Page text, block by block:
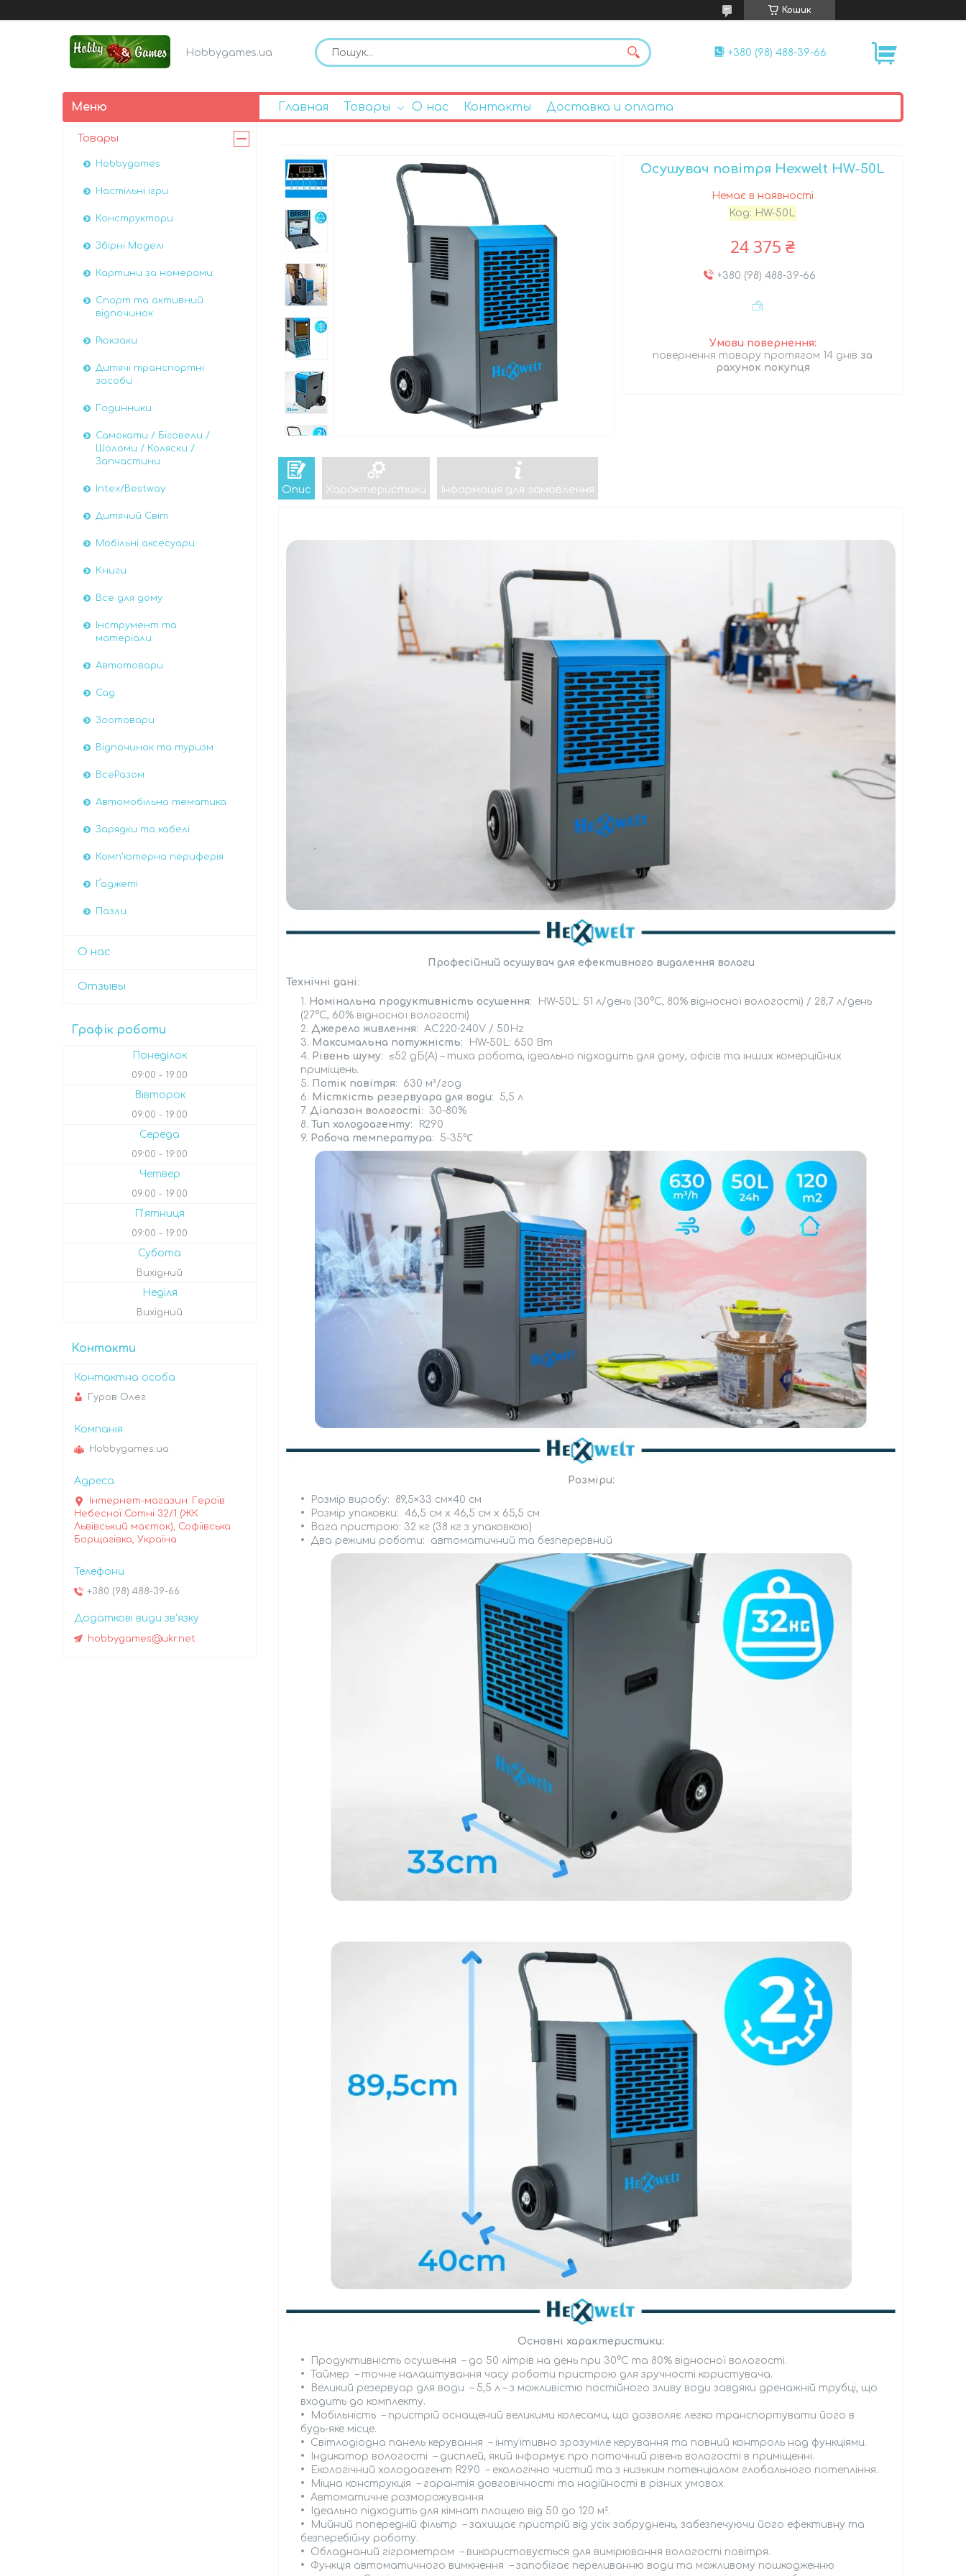
Кошик
Hobbygames.ua +380 (98) 488-39-66
Главная Товары О нас Контакты Доставка и оплата
Осушувач повітря Hexwelt HW-50L
Немає в наявності
Код: HW-50L
24 375 ₴
+380 (98) 488-39-66
повернення товару протягом 14 днів за
рахунок покупця
Опис Характеристики Інформація для замовлення
Професійний осушувач для ефективного видалення вологи
Технічні дані :
Номінальна продуктивність осушення: HW-50L: 51 л/день (30°C, 80% відносної вологості) / 28,7 л/день
(27°C, 60% відносної вологості)
Джерело живлення: AC220-240V / 50Hz
Максимальна потужність: HW-50L: 650 Вт
Рівень шуму: ≤52 дБ(A) – тиха робота, ідеально підходить для дому, офісів та інших комерційних
приміщень.
Потік повітря: 630 м³/год
Місткість резервуара для води: 5,5 л
Діапазон вологості : 30-80%
Тип холодоагенту: R290
Робоча температура: 5-35℃
Розміри:
Розмір виробу: 89,5×33 см×40 см
Розмір упаковки: 46,5 см x 46,5 см x 65,5 см
Вага пристрою: 32 кг (38 кг з упаковкою)
Два режими роботи: автоматичний та безперервний
Основні характеристики:
Продуктивність осушення – до 50 літрів на день при 30°C та 80% відносної вологості.
Таймер – точне налаштування часу роботи пристрою для зручності користувача.
Великий резервуар для води – 5,5 л – з можливістю постійного зливу води завдяки дренажній трубці, що
входить до комплекту.
Мобільність – пристрій оснащений великими колесами, що дозволяє легко транспортувати його в
будь-яке місце.
Світлодіодна панель керування – інтуїтивно зрозуміле керування та повний контроль над функціями.
Індикатор вологості – дисплей, який інформує про поточний рівень вологості в приміщенні.
Екологічний холодоагент R290 – екологічно чистий та з низьким потенціалом глобального потепління.
Міцна конструкція – гарантія довговічності та надійності в різних умовах.
Автоматичне розморожування
Ідеально підходить для кімнат площею від 50 до 120 м².
Мийний попередній фільтр – захищає пристрій від усіх забруднень, забезпечуючи його ефективну та
безперебійну роботу.
Обладнаний гігрометром – використовується для вимірювання вологості повітря.
Функція автоматичного вимкнення – запобігає переливанню води та можливому пошкодженню
Товары
Hobbygames
Настільні ігри
Конструктори
Збірні Моделі
Картини за номерами
Спорт та активний
відпочинок
Рюкзаки
Дитячі транспортні
засоби
Годинники
Самокати / Біговели /
Шоломи / Коляски /
Запчастини
Intex/Bestway
Дитячий Світ
Мобільні аксесуари
Книги
Все для дому
Інструмент та
матеріали
Автотовари
Сад
Зоотовари
Відпочинок та туризм
ВсеРазом
Автомобiльна тематика
Зарядки та кабелі
Комп'ютерна периферія
Ґаджеті
Пазли
О нас
Отзывы
Графік роботи
Понеділок
09:00 19:00
Вівторок
09:00 19:00
Середа
09:00 19:00
Четвер
09:00 19:00
Пʼятниця
09:00 19:00
Субота
Вихідний
Неділя
Вихідний
Контакти
Гуров Олег
Hobbygames.ua
Інтернет-магазин: Героїв
Небесної Сотні 32/1 (ЖК
Львівський маєток), Софіївська
Борщагівка, Україна
+380 (98) 488-39-66
hobbygames@ukr.net